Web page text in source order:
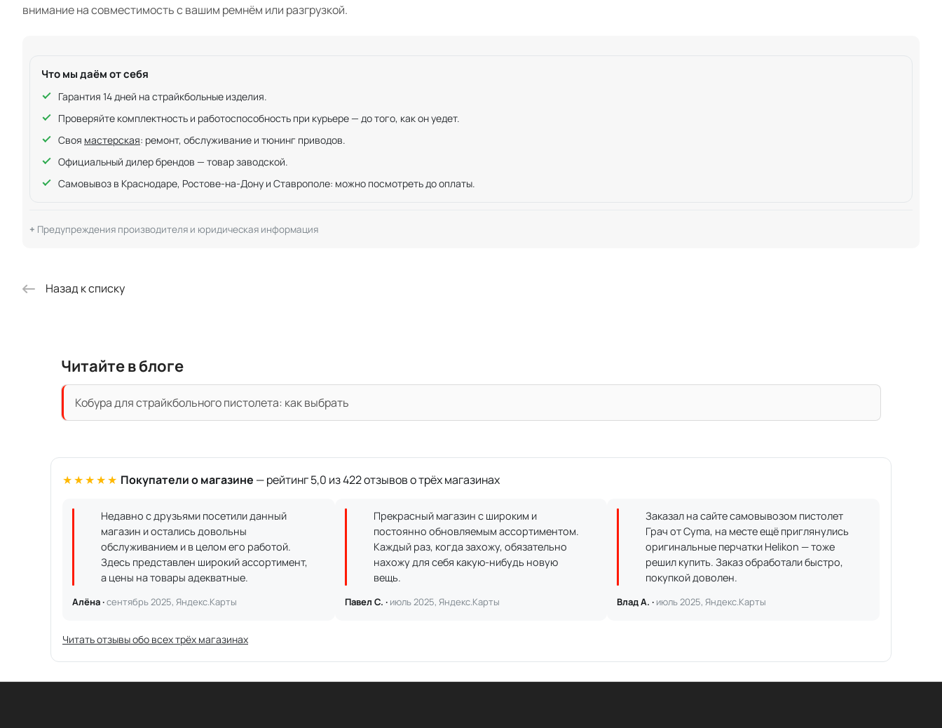
внимание на совместимость с вашим ремнём или разгрузкой.
Что мы даём от себя
Гарантия 14 дней на страйкбольные изделия.
Проверяйте комплектность и работоспособность при курьере — до того, как он уедет.
Своя мастерская: ремонт, обслуживание и тюнинг приводов.
Официальный дилер брендов — товар заводской.
Самовывоз в Краснодаре, Ростове-на-Дону и Ставрополе: можно посмотреть до оплаты.
Предупреждения производителя и юридическая информация
Назад к списку
Читайте в блоге
Кобура для страйкбольного пистолета: как выбрать
★★★★★ Покупатели о магазине — рейтинг 5,0 из 422 отзывов о трёх магазинах
Недавно с друзьями посетили данный
магазин и остались довольны
обслуживанием и в целом его работой.
Здесь представлен широкий ассортимент,
а цены на товары адекватные.
Алёна ·сентябрь 2025, Яндекс.Карты
Прекрасный магазин с широким и
постоянно обновляемым ассортиментом.
Каждый раз, когда захожу, обязательно
нахожу для себя какую-нибудь новую
вещь.
Павел С. · июль 2025, Яндекс.Карты
Заказал на сайте самовывозом пистолет
Грач от Cyma, на месте ещё приглянулись
оригинальные перчатки Helikon — тоже
решил купить. Заказ обработали быстро,
покупкой доволен.
Влад А. · июль 2025, Яндекс.Карты
Читать отзывы обо всех трёх магазинах